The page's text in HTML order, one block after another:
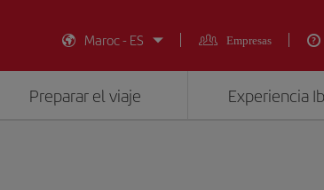
Maroc - ES
Empresas
Preparar el viaje Experiencia